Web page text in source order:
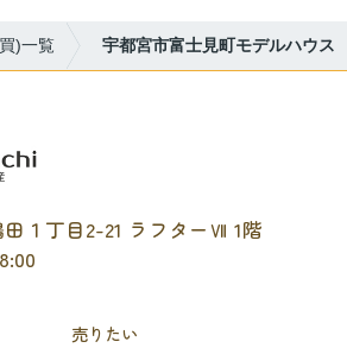
)一覧 宇都宮市富士見町モデルハウス
１丁目2-21 ラフターⅦ 1階
売りたい